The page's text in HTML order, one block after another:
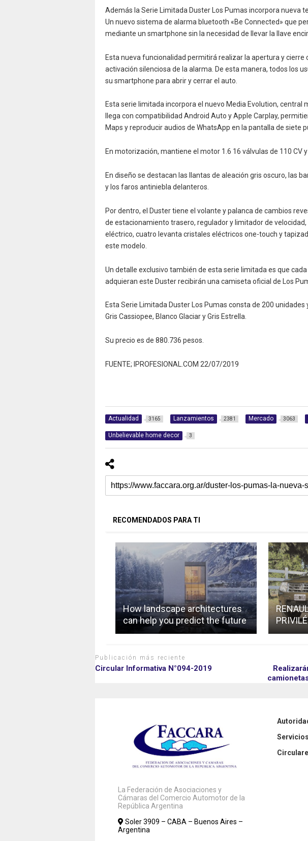
Además la Serie Limitada Duster Los Pumas incorpora nueva
Un nuevo sistema de alarma bluetooth «Be Connected» que
mediante un smartphone sin la necesidad de llevar la llave
Esta nueva funcionalidad permitirá realizar la apertura y cierre
activación silenciosa de la alarma. De esta manera, todos los
su smartphone para abrir y cerrar el auto.
Esta serie limitada incorpora el nuevo Media Evolution, central
llega con compatibilidad Android Auto y Apple Carplay,
Maps y reproducir audios de WhatsApp en la pantalla de siete
En motorización, mantiene el motor 1.6 16 válvulas de 110 CV
En diseño se destacan las llantas de aleación gris oscuro, las
y los faros antiniebla delanteros.
Por dentro, el Duster tiene el volante y palanca de cambios
de estacionamiento trasero, regulador y limitador de
eléctrico, cuatro levanta cristales eléctricos one-touch y
este modelo.
Un detalle exclusivo también de esta serie limitada es que
adquieran este Duster recibirán una camiseta oficial de Los
Esta Serie Limitada Duster Los Pumas consta de 200
Gris Cassiopee, Blanco Glaciar y Gris Estrella.
Su precio es de 880.736 pesos.
FUENTE; IPROFESIONAL.COM 22/07/2019
Actualidad 3165 Lanzamientos 2381 Mercado 3063
Unbelievable home decor 3
RECOMENDADOS PARA TI
How landscape architectures
can help you predict the future
Publicación más reciente
Circular Informativa N°094-2019
La Federación de Asociaciones y
Cámaras del Comercio Automotor de la
República Argentina
Soler 3909 – CABA – Buenos Aires –
Argentina
Servicios